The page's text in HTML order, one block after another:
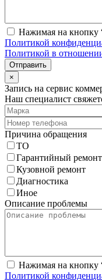
Нажимая на кнопку
Политикой
Политикой в
Отправить
×
Запись на сервис
Наш специалист
Причина обращения
ТО
Гарантийный ремонт
Кузовной ремонт
Диагностика
Иное
Описание проблемы
Нажимая на кнопку
Политикой